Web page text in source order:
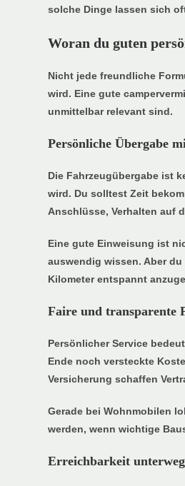
solche Dinge lassen sich
Woran du guten
Nicht jede freundliche
wird. Eine gute
unmittelbar relevant sind.
Persönliche Übergabe
Die Fahrzeugübergabe ist
wird. Du solltest Zeit
Anschlüsse, Verhalten auf
Eine gute Einweisung ist
auswendig wissen. Aber
Kilometer entspannt
Faire und transparente
Persönlicher Service
Ende noch versteckte
Versicherung schaffen
Gerade bei Wohnmobilen
werden, wenn wichtige
Erreichbarkeit